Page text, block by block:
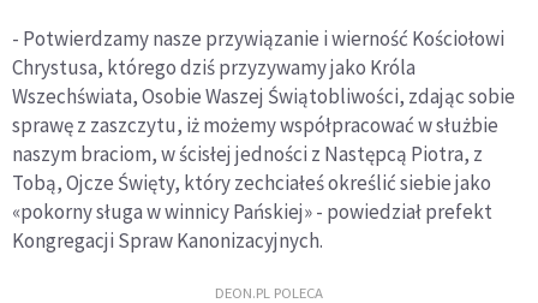
- Potwierdzamy nasze przywiązanie i wierność Kościołowi
Chrystusa, którego dziś przyzywamy jako Króla
Wszechświata, Osobie Waszej Świątobliwości, zdając sobie
sprawę z zaszczytu, iż możemy współpracować w służbie
naszym braciom, w ścisłej jedności z Następcą Piotra, z
Tobą, Ojcze Święty, który zechciałeś określić siebie jako
«pokorny sługa w winnicy Pańskiej» - powiedział prefekt
Kongregacji Spraw Kanonizacyjnych.
DEON.PL POLECA